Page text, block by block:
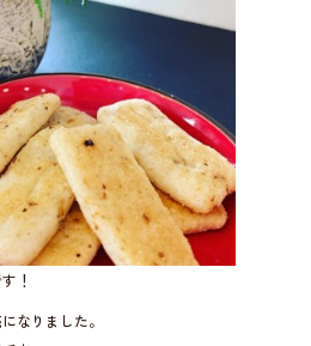
！
なりました。